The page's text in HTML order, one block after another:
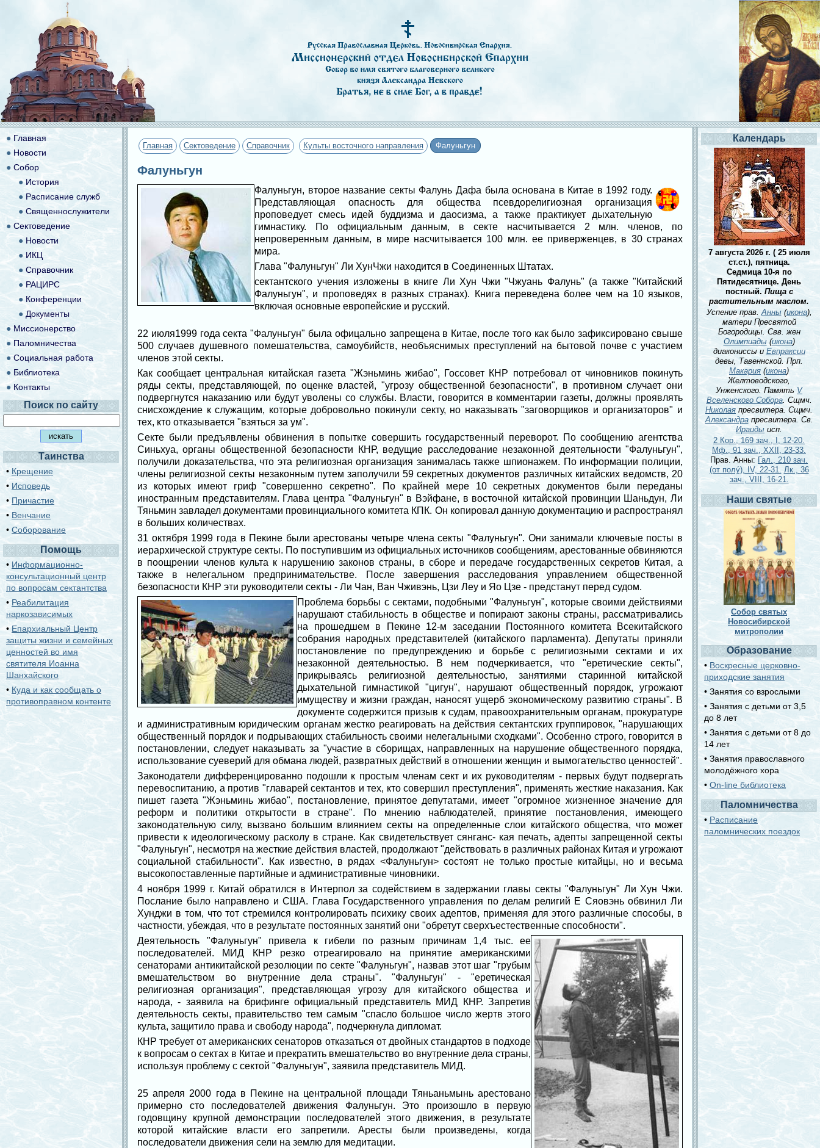
Главная Сектоведение Справочник Культы восточного направления Фалуньгун
Фалуньгун
Фалуньгун, второе название секты Фалунь Дафа была основана в Китае в 1992 году.
Представляющая опасность для общества псевдорелигиозная организация
проповедует смесь идей буддизма и даосизма, а также практикует дыхательную
гимнастику. По официальным данным, в секте насчитывается 2 млн. членов, по
непроверенным данным, в мире насчитывается 100 млн. ее приверженцев, в 30 странах
мира.
Глава "Фалуньгун" Ли ХунЧжи находится в Соединенных Штатах.
сектантского учения изложены в книге Ли Хун Чжи "Чжуань Фалунь" (а также "Китайский
Фалуньгун", и проповедях в разных странах). Книга переведена более чем на 10 языков,
включая основные европейские и русский.
22 июля1999 года секта "Фалуньгун" была офицально запрещена в Китае, после того как было зафиксировано свыше
500 случаев душевного помешательства, самоубийств, необъяснимых преступлений на бытовой почве с участием
членов этой секты.
Как сообщает центральная китайская газета "Жэньминь жибао", Госсовет КНР потребовал от чиновников покинуть
ряды секты, представляющей, по оценке властей, "угрозу общественной безопасности", в противном случает они
подвергнутся наказанию или будут уволены со службы. Власти, говорится в комментарии газеты, должны проявлять
снисхождение к служащим, которые добровольно покинули секту, но наказывать "заговорщиков и организаторов" и
тех, кто отказывается "взяться за ум".
Секте были предъявлены обвинения в попытке совершить государственный переворот. По сообщению агентства
Синьхуа, органы общественной безопасности КНР, ведущие расследование незаконной деятельности "Фалуньгун",
получили доказательства, что эта религиозная организация занималась также шпионажем. По информации полиции,
члены религиозной секты незаконным путем заполучили 59 секретных документов различных китайских ведомств, 20
из которых имеют гриф "совершенно секретно". По крайней мере 10 секретных документов были переданы
иностранным представителям. Глава центра "Фалуньгун" в Вэйфане, в восточной китайской провинции Шаньдун, Ли
Тяньмин завладел документами провинциального комитета КПК. Он копировал данную документацию и распространял
в больших количествах.
31 октября 1999 года в Пекине были арестованы четыре члена секты "Фалуньгун". Они занимали ключевые посты в
иерархической структуре секты. По поступившим из официальных источников сообщениям, арестованные обвиняются
в поощрении членов культа к нарушению законов страны, в сборе и передаче государственных секретов Китая, а
также в нелегальном предпринимательстве. После завершения расследования управлением общественной
безопасности КНР эти руководители секты - Ли Чан, Ван Чживэнь, Цзи Леу и Яо Цзе - предстанут перед судом.
Проблема борьбы с сектами, подобными "Фалуньгун", которые своими действиями
нарушают стабильность в обществе и попирают законы страны, рассматривались
на прошедшем в Пекине 12-м заседании Постоянного комитета Всекитайского
собрания народных представителей (китайского парламента). Депутаты приняли
постановление по предупреждению и борьбе с религиозными сектами и их
незаконной деятельностью. В нем подчеркивается, что "еретические секты",
прикрываясь религиозной деятельностью, занятиями старинной китайской
дыхательной гимнастикой "цигун", нарушают общественный порядок, угрожают
имуществу и жизни граждан, наносят ущерб экономическому развитию страны". В
документе содержится призыв к судам, правоохранительным органам, прокуратуре
и административным юридическим органам жестко реагировать на действия сектантских группировок, "нарушающих
общественный порядок и подрывающих стабильность своими нелегальными сходками". Особенно строго, говорится в
постановлении, следует наказывать за "участие в сборищах, направленных на нарушение общественного порядка,
использование суеверий для обмана людей, развратных действий в отношении женщин и вымогательство ценностей".
Законодатели дифференцированно подошли к простым членам сект и их руководителям - первых будут подвергать
перевоспитанию, а против "главарей сектантов и тех, кто совершил преступления", применять жесткие наказания. Как
пишет газета "Жэньминь жибао", постановление, принятое депутатами, имеет "огромное жизненное значение для
реформ и политики открытости в стране". По мнению наблюдателей, принятие постановления, имеющего
законодательную силу, вызвано большим влиянием секты на определенные слои китайского общества, что может
привести к идеологическому расколу в стране. Как свидетельствует сянганс- кая печать, адепты запрещенной секты
"Фалуньгун", несмотря на жесткие действия властей, продолжают "действовать в различных районах Китая и угрожают
социальной стабильности". Как известно, в рядах <Фалуньгун> состоят не только простые китайцы, но и весьма
высокопоставленные партийные и административные чиновники.
4 ноября 1999 г. Китай обратился в Интерпол за содействием в задержании главы секты "Фалуньгун" Ли Хун Чжи.
Послание было направлено и США. Глава Государственного управления по делам религий Е Сяовэнь обвинил Ли
Хунджи в том, что тот стремился контролировать психику своих адептов, применяя для этого различные способы, в
частности, убеждая, что в результате постоянных занятий они "обретут сверхъестественные способности".
Деятельность "Фалуньгун" привела к гибели по разным причинам 1,4 тыс. ее
последователей. МИД КНР резко отреагировало на принятие американскими
сенаторами антикитайской резолюции по секте "Фалуньгун", назвав этот шаг "грубым
вмешательством во внутренние дела страны". "Фалуньгун" - "еретическая
религиозная организация", представляющая угрозу для китайского общества и
народа, - заявила на брифинге официальный представитель МИД КНР. Запретив
деятельность секты, правительство тем самым "спасло большое число жертв этого
культа, защитило права и свободу народа", подчеркнула дипломат.
КНР требует от американских сенаторов отказаться от двойных стандартов в подходе
к вопросам о сектах в Китае и прекратить вмешательство во внутренние дела страны,
используя проблему с сектой "Фалуньгун", заявила представитель МИД.
25 апреля 2000 года в Пекине на центральной площади Тяньаньмынь арестовано
примерно сто последователей движения Фалуньгун. Это произошло в первую
годовщину крупной демонстрации последователей этого движения, в результате
которой китайские власти его запретили. Аресты были произведены, когда
последователи движения сели на землю для медитации.
● Главная
● Новости
● Собор
● История
● Расписание служб
● Священнослужители
● Сектоведение
● Новости
●ИКЦ
● Справочник
● РАЦИРС
● Конференции
● Документы
●Миссионерство
● Паломничества
●Социальная работа
● Библиотека
● Контакты
Поиск по сайту
Таинства
• Крещение
• Исповедь
• Причастие
• Венчание
• Соборование
Помощь
• Информационно-
консультационный центр
по вопросам сектантства
•Реабилитация
наркозависимых
•Епархиальный Центр
защиты жизни и семейных
ценностей во имя
святителя Иоанна
Шанхайского
• Куда и как сообщать о
противоправном контенте
Календарь
7 августа 2026 г. ( 25 июля
ст.ст.), пятница.
Седмица 10-я по
Пятидесятнице. День
постный. Пища с
растительным маслом.
Успение прав.Анны(икона),
матери Пресвятой
Богородицы. Свв. жен
Олимпиады(икона)
диакониссы и Евпраксии
девы, Тавеннской. Прп.
Макария (икона)
Желтоводского,
Унженского. Память V
Вселенского Собора. Сщмч.
Николая пресвитера. Сщмч.
Александрапресвитера. Св.
Ираиды исп.
2 Кор., 169 зач., I, 12-20.
Мф., 91 зач., XXII, 23-33.
Прав. Анны: Гал., 210 зач.
(от полу́), IV, 22-31. Лк., 36
зач., VIII, 16-21.
Наши святые
Собор святых
Новосибирской
митрополии
Образование
• Воскресные церковно-
приходские занятия
• Занятия со взрослыми
• Занятия с детьми от 3,5
до 8 лет
• Занятия с детьми от 8 до
14 лет
• Занятия православного
молодёжного хора
• On-line библиотека
Паломничества
• Расписание
паломнических поездок